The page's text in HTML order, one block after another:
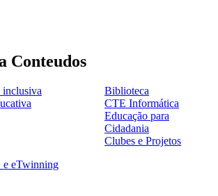
Conteudos
inclusiva
link1.png
Biblioteca
cte2.png
CTE Informática
logo_epc_2.png
Educação para
Cidadania
Clubes e Projetos
e eTwinning